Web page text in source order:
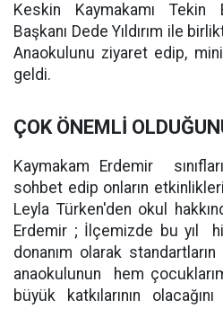
Keskin Kaymakamı
Başkanı Dede Yıldırım ile
Anaokulunu ziyaret edip,
geldi.
ÇOK ÖNEMLİ
Kaymakam Erdemir
sohbet edip onların
Leyla Türken'den okul
Erdemir ; İlçemizde bu yıl
donanım olarak
anaokulunun hem
büyük katkılarının